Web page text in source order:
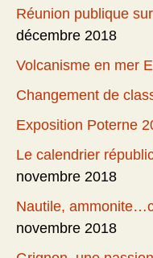
Réunion publique
décembre 2018
Volcanisme en mer
Changement de
Exposition Poterne
Le calendrier
novembre 2018
Nautile,
novembre 2018